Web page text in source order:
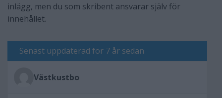
inlägg, men du som skribent ansvarar själv för
innehållet.
Senast uppdaterad för 7 år sedan
Västkustbo